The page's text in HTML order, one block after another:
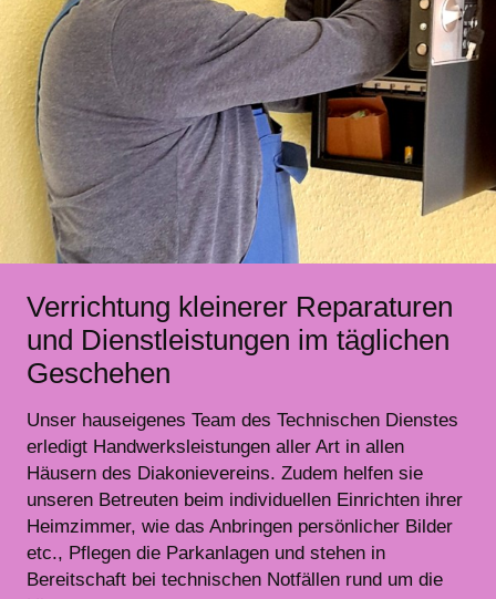
Verrichtung kleinerer Reparaturen
und Dienstleistungen im täglichen
Geschehen
Unser hauseigenes Team des Technischen Dienstes
erledigt Handwerksleistungen aller Art in allen
Häusern des Diakonievereins. Zudem helfen sie
unseren Betreuten beim individuellen Einrichten ihrer
Heimzimmer, wie das Anbringen persönlicher Bilder
etc., Pflegen die Parkanlagen und stehen in
Bereitschaft bei technischen Notfällen rund um die